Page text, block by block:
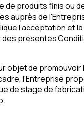
de produits finis ou
auprès de
l’acceptation et
des présentes
objet de promouvoir
l'Entreprise
de stage de